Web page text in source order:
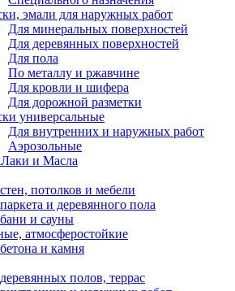
эмали для наружных работ
Для минеральных поверхностей
Для деревянных поверхностей
Для пола
По металлу и ржавчине
Для кровли и шифера
Для дорожной разметки
универсальные
Для внутренних и наружных работ
Аэрозольные
Лаки и Масла
потолков и мебели
и деревянного пола
и сауны
атмосферостойкие
и камня
полов, террас